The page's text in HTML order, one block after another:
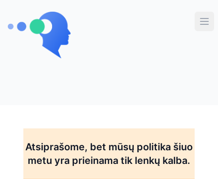
Secawa v2
Atsiprašome, bet mūsų politika šiuo
metu yra prieinama tik lenkų kalba.